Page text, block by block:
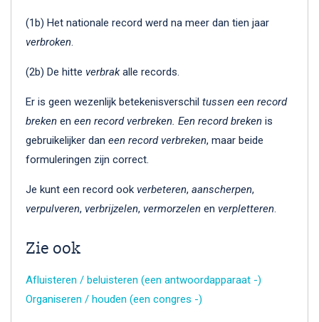
(1b) Het nationale record werd na meer dan tien jaar
verbroken.
(2b) De hitte verbrakalle records.
Er is geen wezenlijk betekenisverschil tussen een record
breken en een record verbreken. Een record breken is
gebruikelijker dan een record verbreken, maar beide
formuleringen zijn correct.
Je kunt een record ook verbeteren, aanscherpen,
verpulveren, verbrijzelen, vermorzelen en verpletteren.
Zie ook
Afluisteren / beluisteren (een antwoordapparaat -)
Organiseren / houden (een congres -)